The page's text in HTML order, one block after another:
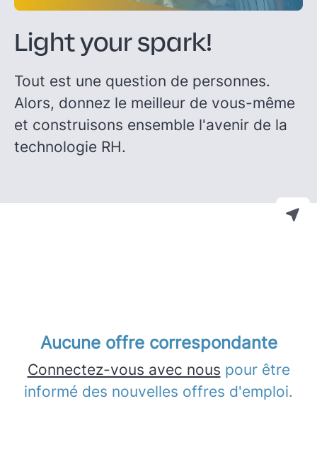
Light your spark!
Tout est une question de personnes.
Alors, donnez le meilleur de vous-même
et construisons ensemble l'avenir de la
technologie RH.
Aucune offre correspondante
Connectez-vous avec nous pour être
informé des nouvelles offres d'emploi.